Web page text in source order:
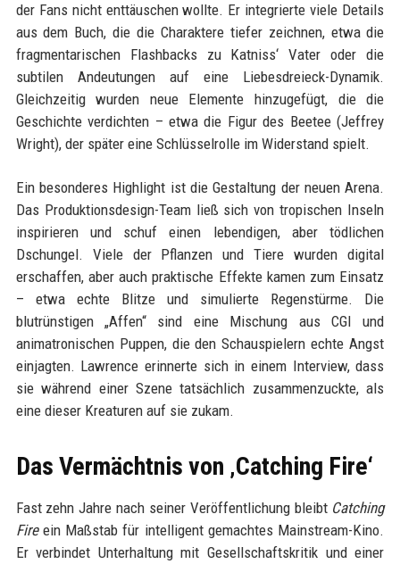
der Fans nicht enttäuschen wollte. Er integrierte viele Details
aus dem Buch, die die Charaktere tiefer zeichnen, etwa die
fragmentarischen Flashbacks zu Katniss‘ Vater oder die
subtilen Andeutungen auf eine Liebesdreieck-Dynamik.
Gleichzeitig wurden neue Elemente hinzugefügt, die die
Geschichte verdichten – etwa die Figur des Beetee (Jeffrey
Wright), der später eine Schlüsselrolle im Widerstand spielt.
Ein besonderes Highlight ist die Gestaltung der neuen Arena.
Das Produktionsdesign-Team ließ sich von tropischen Inseln
inspirieren und schuf einen lebendigen, aber tödlichen
Dschungel. Viele der Pflanzen und Tiere wurden digital
erschaffen, aber auch praktische Effekte kamen zum Einsatz
– etwa echte Blitze und simulierte Regenstürme. Die
blutrünstigen „Affen“ sind eine Mischung aus CGI und
animatronischen Puppen, die den Schauspielern echte Angst
einjagten. Lawrence erinnerte sich in einem Interview, dass
sie während einer Szene tatsächlich zusammenzuckte, als
eine dieser Kreaturen auf sie zukam.
Das Vermächtnis von ‚Catching Fire‘
Fast zehn Jahre nach seiner Veröffentlichung bleibt Catching
Fireein Maßstab für intelligent gemachtes Mainstream-Kino.
Er verbindet Unterhaltung mit Gesellschaftskritik und einer